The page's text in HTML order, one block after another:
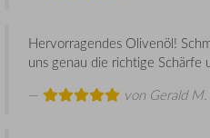
Hervorragendes Olivenöl!
uns genau die richtige Schärfe
von Gerald M.